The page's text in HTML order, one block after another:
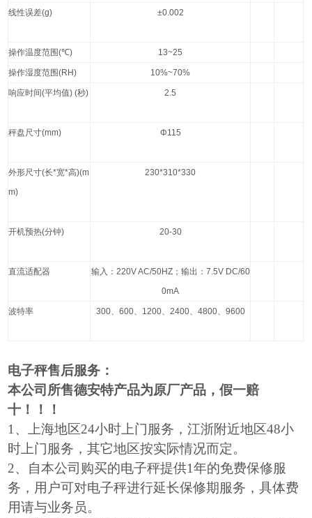
线性误差(g) ±0.002
操作温度范围(℃) 13~25
操作湿度范围(RH) 10%~70%
响应时间(平均值) (秒) 2.5
秤盘尺寸(mm) Φ115
外形尺寸(长*宽*高)(m
m)
230*310*330
开机预热(分钟) 20-30
直流适配器 输入： 220V AC/50HZ；输出： 7.5V DC/60
0mA
波特率 300、 600、 1200、 2400、 4800、 9600
电子秤售后服务：
本公司所售德安特产品为原厂产品，假一赔
十！！！
1 、上海地区24小时上门服务，江浙附近地区48小
时上门服务，其它地区按实际情况而定。
2、自本公司购买的电子秤提供1年的免费保修服
务，用户可对电子秤进行延长保修期服务，具体费
用请与业务员。